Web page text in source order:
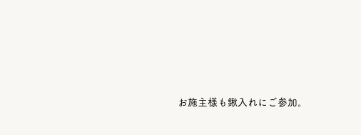
お施主様も鍬入れにご参加。